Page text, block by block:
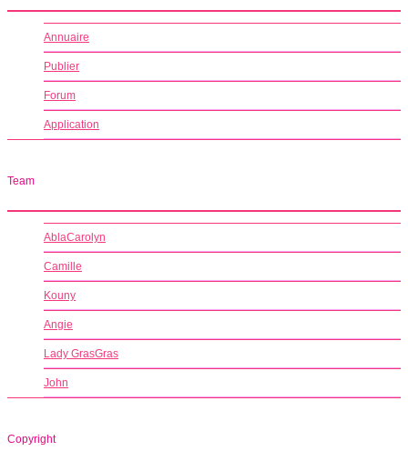
Annuaire
Publier
Forum
Application
Team
AblaCarolyn
Camille
Kouny
Angie
Lady GrasGras
John
Copyright